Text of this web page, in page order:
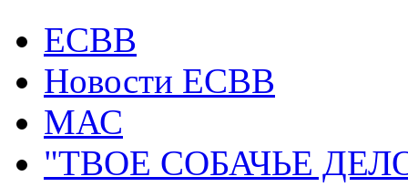
ECВB
Новости ЕСВВ
МАС
"ТВОЕ СОБАЧЬЕ